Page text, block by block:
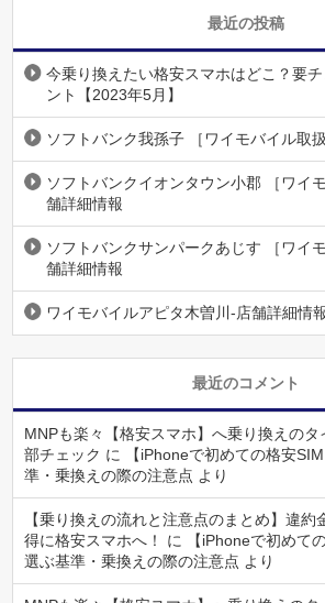
最近の投稿
今乗り換えたい格安スマホはどこ？要
ント【2023年5月】
ソフトバンク我孫子 ［ワイモバイル取
ソフトバンクイオンタウン小郡 ［ワイ
舗詳細情報
ソフトバンクサンパークあじす ［ワイ
舗詳細情報
ワイモバイルアピタ木曽川-店舗詳細情
最近のコメント
MNPも楽々【格安スマホ】へ乗り換えの
部チェック に
【iPhoneで初めての格安
準・乗換えの際の注意点 より
【乗り換えの流れと注意点のまとめ】違約
得に格安スマホへ！
に
【iPhoneで初めて
選ぶ基準・乗換えの際の注意点 より